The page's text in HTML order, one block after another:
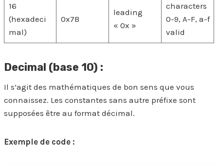
16
(hexadeci
mal)
0x7B
leading
« 0x »
characters
0-9, A-F, a-f
valid
Decimal (base 10) :
Il s’agit des mathématiques de bon sens que vous
connaissez. Les constantes sans autre préfixe sont
supposées être au format décimal.
Exemple de code :